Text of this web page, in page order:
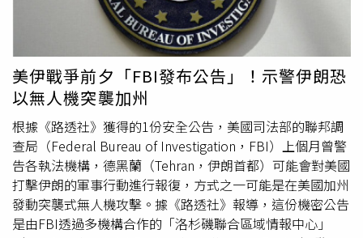
普23日表示，在國會通過一系列投票限制法案之前，他不會
批准任何妥協方案，而民主黨已拒絕這些提案，使談判再添
變數。此外，航空公司也面臨燃料成本上升的壓力，自美國
與以色列於2月28日談判期間偷襲伊朗以來，油價大幅攀
升。美國大型航空公司「聯合航空」（United Airlines）已
宣布在繁忙的夏季旅遊期間削減航班。
TSA員工離職，請假人數亦顯著增加。部分員工需兼職維持
生計，甚至仰賴外界捐助取得基本生活資源。人力流失直接
影響機場運作，多個大型機場安檢等待時間延長至數小時。
在此背景下，川普宣布自週一起派遣ICE人員進駐機場協助
作業。白宮邊境事務主管霍曼（Tom Homan）表示，此舉
目的在於協助TSA提升效率，並優先支援等待時間長達數小
時的主要機場。霍曼指出，ICE人員將負責不需專業訓練的
任務，例如人流管制、出入口監控與初步證件查驗，以讓
TSA人員回到核心安檢崗位。他強調，ICE人員不會操作X光
機等設備，並稱此舉是為了加速旅客通關流程。美國政府擬
派ICE人員進駐機場，協助紓解安檢壓力。部分地方政府已
證實相關部署。亞特蘭大哈茲菲爾德－傑克遜國際機場
美伊戰爭前夕「FBI發布公告」！示警伊朗恐
以無人機突襲加州
根據《路透社》獲得的1份安全公告，美國司法部的聯邦調
查局（Federal Bureau of Investigation，FBI）上個月曾警
告各執法機構，德黑蘭（Tehran，伊朗首都）可能會對美國
打擊伊朗的軍事行動進行報復，方式之一可能是在美國加州
發動突襲式無人機攻擊。據《路透社》報導，這份機密公告
是由FBI透過多機構合作的「洛杉磯聯合區域情報中心」